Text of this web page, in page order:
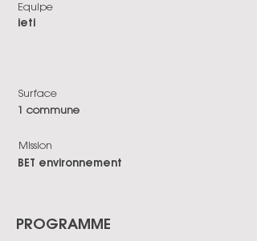
Equipe
ieti
Surface
1 commune
Mission
BET environnement
PROGRAMME